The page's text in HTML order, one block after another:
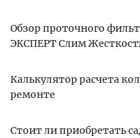
Обзор проточного
ЭКСПЕРТ Слим
Калькулятор расчета
ремонте
Стоит ли приобретать